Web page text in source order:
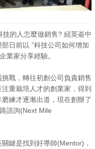
的人怎麼做銷售? 紐英崙中
日前以 ”科技公司如何增加
業家分享經驗。
戰，轉往初創公司負責銷售
重栽培人才的創業家，得到
練才逐漸出道，現在創辦了
諮詢(Next Mile
鍵是找到好導師(Mentor)，